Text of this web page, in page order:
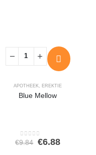
APOTHEEK EREKTIE
Blue Mellow
0out of 5
€9.84 €6.88Huidige